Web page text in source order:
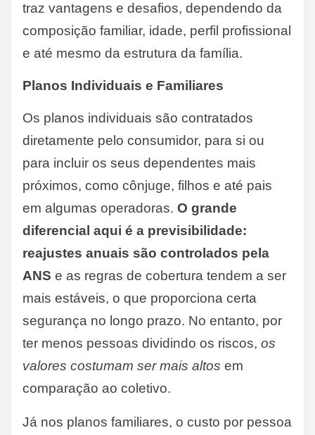
traz vantagens e desafios, dependendo da
composição familiar, idade, perfil profissional
e até mesmo da estrutura da família.
Planos Individuais e Familiares
Os planos individuais são contratados
diretamente pelo consumidor, para si ou
para incluir os seus dependentes mais
próximos, como cônjuge, filhos e até pais
em algumas operadoras. O grande
diferencial aqui é a previsibilidade:
reajustes anuais são controlados pela
ANS e as regras de cobertura tendem a ser
mais estáveis, o que proporciona certa
segurança no longo prazo. No entanto, por
ter menos pessoas dividindo os riscos, os
valores costumam ser mais altos em
comparação ao coletivo.
Já nos planos familiares, o custo por pessoa